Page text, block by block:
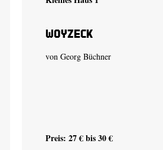
Woyzeck
von Georg Büchner
Preis: 27 € bis 30 €